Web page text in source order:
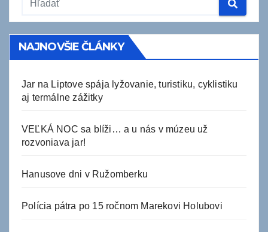
NAJNOVŠIE ČLÁNKY
Jar na Liptove spája lyžovanie, turistiku, cyklistiku
aj termálne zážitky
VEĽKÁ NOC sa blíži… a u nás v múzeu už
rozvoniava jar!
Hanusove dni v Ružomberku
Polícia pátra po 15 ročnom Marekovi Holubovi